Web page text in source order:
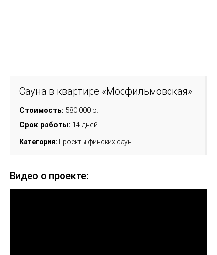
Сауна в квартире «Мосфильмовская»
Стоимость: 580 000 р.
Срок работы: 14 дней
Категория: Проекты финских саун
Видео о проекте: